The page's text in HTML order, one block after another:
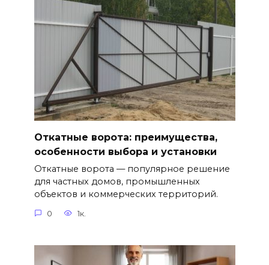
Откатные ворота: преимущества,
особенности выбора и установки
Откатные ворота — популярное решение
для частных домов, промышленных
объектов и коммерческих территорий.
0 1к.